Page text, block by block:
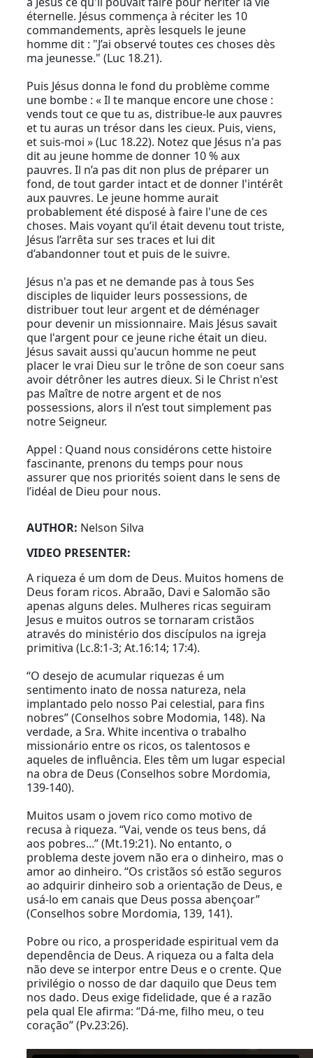
éternelle. Jésus commença à réciter les 10
commandements, après lesquels le jeune
homme dit : "J’ai observé toutes ces choses dès
ma jeunesse." (Luc 18.21).
Puis Jésus donna le fond du problème comme
une bombe : « Il te manque encore une chose :
vends tout ce que tu as, distribue-le aux pauvres
et tu auras un trésor dans les cieux. Puis, viens,
et suis-moi » (Luc 18.22). Notez que Jésus n'a pas
dit au jeune homme de donner 10 % aux
pauvres. Il n’a pas dit non plus de préparer un
fond, de tout garder intact et de donner l'intérêt
aux pauvres. Le jeune homme aurait
probablement été disposé à faire l'une de ces
choses. Mais voyant qu’il était devenu tout triste,
Jésus l’arrêta sur ses traces et lui dit
d’abandonner tout et puis de le suivre.
Jésus n'a pas et ne demande pas à tous Ses
disciples de liquider leurs possessions, de
distribuer tout leur argent et de déménager
pour devenir un missionnaire. Mais Jésus savait
que l'argent pour ce jeune riche était un dieu.
Jésus savait aussi qu'aucun homme ne peut
placer le vrai Dieu sur le trône de son coeur sans
avoir détrôner les autres dieux. Si le Christ n'est
pas Maître de notre argent et de nos
possessions, alors il n’est tout simplement pas
notre Seigneur.
Appel : Quand nous considérons cette histoire
fascinante, prenons du temps pour nous
assurer que nos priorités soient dans le sens de
l’idéal de Dieu pour nous.
AUTHOR: Nelson Silva
VIDEO PRESENTER:
A riqueza é um dom de Deus. Muitos homens de
Deus foram ricos. Abraão, Davi e Salomão são
apenas alguns deles. Mulheres ricas seguiram
Jesus e muitos outros se tornaram cristãos
através do ministério dos discípulos na igreja
primitiva (Lc.8:1-3; At.16:14; 17:4).
“O desejo de acumular riquezas é um
sentimento inato de nossa natureza, nela
implantado pelo nosso Pai celestial, para fins
nobres” (Conselhos sobre Modomia, 148). Na
verdade, a Sra. White incentiva o trabalho
missionário entre os ricos, os talentosos e
aqueles de influência. Eles têm um lugar especial
na obra de Deus (Conselhos sobre Mordomia,
139-140).
Muitos usam o jovem rico como motivo de
recusa à riqueza. “Vai, vende os teus bens, dá
aos pobres...” (Mt.19:21). No entanto, o
problema deste jovem não era o dinheiro, mas o
amor ao dinheiro. “Os cristãos só estão seguros
ao adquirir dinheiro sob a orientação de Deus, e
usá-lo em canais que Deus possa abençoar”
(Conselhos sobre Mordomia, 139, 141).
Pobre ou rico, a prosperidade espiritual vem da
dependência de Deus. A riqueza ou a falta dela
não deve se interpor entre Deus e o crente. Que
privilégio o nosso de dar daquilo que Deus tem
nos dado. Deus exige fidelidade, que é a razão
pela qual Ele afirma: “Dá-me, filho meu, o teu
coração” (Pv.23:26).